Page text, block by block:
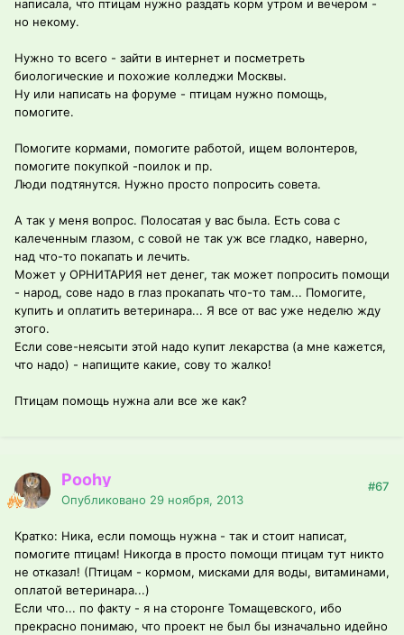
написала, что птицам нужно раздать корм утром и вечером -
но некому.
Нужно то всего - зайти в интернет и посметреть
биологические и похожие колледжи Москвы.
Ну или написать на форуме - птицам нужно помощь,
помогите.
Помогите кормами, помогите работой, ищем волонтеров,
помогите покупкой -поилок и пр.
Люди подтянутся. Нужно просто попросить совета.
А так у меня вопрос. Полосатая у вас была. Есть сова с
калеченным глазом, с совой не так уж все гладко, наверно,
над что-то покапать и лечить.
Может у ОРНИТАРИЯ нет денег, так может попросить помощи
- народ, сове надо в глаз прокапать что-то там... Помогите,
купить и оплатить ветеринара... Я все от вас уже неделю жду
этого.
Если сове-неясыти этой надо купит лекарства (а мне кажется,
что надо) - напищите какие, сову то жалко!
Птицам помощь нужна али все же как?
Poohy
Опубликовано 29 ноября, 2013
#67
Кратко: Ника, если помощь нужна - так и стоит написат,
помогите птицам! Никогда в просто помощи птицам тут никто
не отказал! (Птицам - кормом, мисками для воды, витаминами,
оплатой ветеринара...)
Если что... по факту - я на сторонге Томащевского, ибо
прекрасно понимаю, что проект не был бы изначально идейно